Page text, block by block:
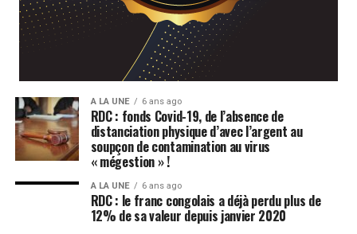
A LA UNE 6 ans ago
RDC : fonds Covid-19, de l’absence de
distanciation physique d’avec l’argent au
soupçon de contamination au virus
« mégestion » !
A LA UNE 6 ans ago
RDC : le franc congolais a déjà perdu plus de
12% de sa valeur depuis janvier 2020